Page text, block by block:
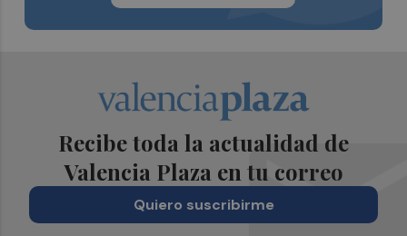
Recibe toda la actualidad de
Valencia Plaza en tu correo
Quiero suscribirme